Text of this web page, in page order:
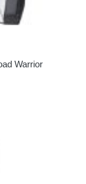
Warrior